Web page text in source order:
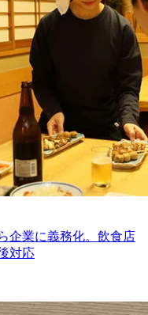
企業に義務化。飲食店
対応